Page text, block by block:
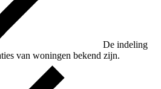
De indeling
van woningen bekend zijn.